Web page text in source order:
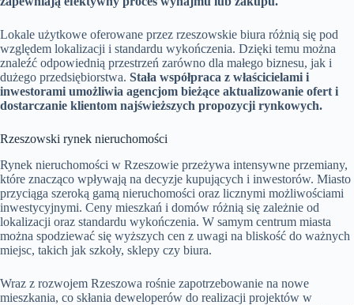
Lokale użytkowe oferowane przez rzeszowskie biura różnią się pod
względem lokalizacji i standardu wykończenia. Dzięki temu można
znaleźć odpowiednią przestrzeń zarówno dla małego biznesu, jak i
dużego przedsiębiorstwa. Stała współpraca z właścicielami i
inwestorami umożliwia agencjom bieżące aktualizowanie ofert i
dostarczanie klientom najświeższych propozycji rynkowych.
Rzeszowski rynek nieruchomości
Rynek nieruchomości w Rzeszowie przeżywa intensywne przemiany,
które znacząco wpływają na decyzje kupujących i inwestorów. Miasto
przyciąga szeroką gamą nieruchomości oraz licznymi możliwościami
inwestycyjnymi. Ceny mieszkań i domów różnią się zależnie od
lokalizacji oraz standardu wykończenia. W samym centrum miasta
można spodziewać się wyższych cen z uwagi na bliskość do ważnych
miejsc, takich jak szkoły, sklepy czy biura.
Wraz z rozwojem Rzeszowa rośnie zapotrzebowanie na nowe
mieszkania, co skłania deweloperów do realizacji projektów w